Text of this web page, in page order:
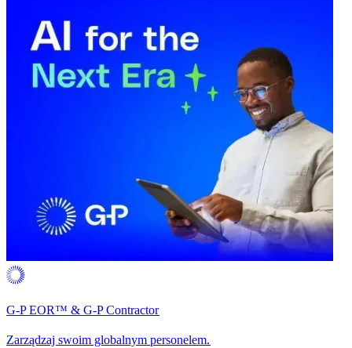
G-P EOR™ & G-P Contractor​​
Zarządzaj swoim globalnym personelem.​​